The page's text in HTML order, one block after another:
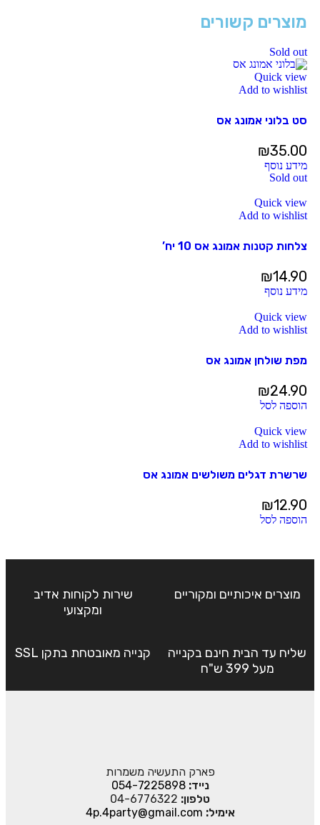
מוצרים קשורים
Sold out
Quick view
Add to wishlist
סט בלוני אמונג אס
₪35.00
מידע נוסף
Sold out
Quick view
Add to wishlist
צלחות קטנות אמונג אס 10 יח’
₪14.90
מידע נוסף
Quick view
Add to wishlist
מפת שולחן אמונג אס
₪24.90
הוספה לסל
Quick view
Add to wishlist
שרשרת דגלים משולשים אמונג אס
₪12.90
הוספה לסל
מוצרים איכותיים ומקוריים
שירות לקוחות אדיב
ומקצועי
שליח עד הבית חינם בקנייה
מעל 399 ש"ח
קנייה מאובטחת בתקן SSL
פארק התעשיה משמרות
נייד:054-7225898
טלפון: 04-6776322
אימיל: 4p.4party@gmail.com